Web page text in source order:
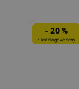
- 20 %
Z katalogové ceny